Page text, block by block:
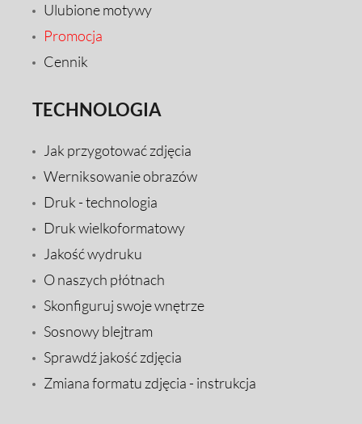
Ulubione motywy
Promocja
Cennik
TECHNOLOGIA
Jak przygotować zdjęcia
Werniksowanie obrazów
Druk - technologia
Druk wielkoformatowy
Jakość wydruku
O naszych płótnach
Skonfiguruj swoje wnętrze
Sosnowy blejtram
Sprawdź jakość zdjęcia
Zmiana formatu zdjęcia - instrukcja